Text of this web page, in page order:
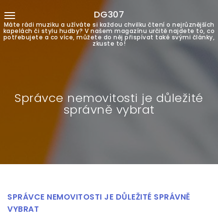
DG307
Máte rádi muziku a užíváte si každou chvilku čtení o nejrůznějších
kapelách či stylu hudby? V našem magazínu určitě najdete to, co
potřebujete a co více, můžete do něj přispívat také svými články,
zkuste to!
Správce nemovitosti je důležité
správně vybrat
SPRÁVCE NEMOVITOSTI JE DŮLEŽITÉ SPRÁVNĚ
VYBRAT